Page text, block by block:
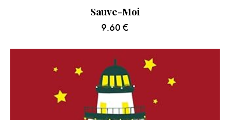
Sauve-Moi
9.60 €